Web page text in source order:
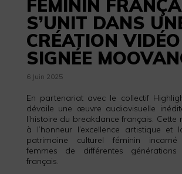
FÉMININ
S’UNIT DANS
CRÉATION VIDÉO
SIGNÉE
6 Juin 2025
En partenariat avec le collectif
dévoile une œuvre audiovisuelle
l’histoire du breakdance français. Cette
à l’honneur l’excellence artistique et
patrimoine culturel féminin
femmes de différentes
français.